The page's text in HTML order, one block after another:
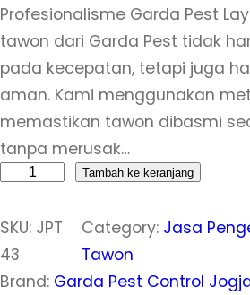
Profesionalisme Garda Pest
tawon dari Garda Pest tidak
pada kecepatan, tetapi juga
aman. Kami menggunakan
memastikan tawon dibasmi
tanpa merusak…
a
n
t
Tambah ke keranjang
SKU: JPT
43
Category: Jasa
Tawon
Brand: Garda Pest Control